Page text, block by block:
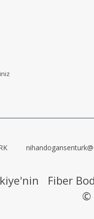
Fiber
©